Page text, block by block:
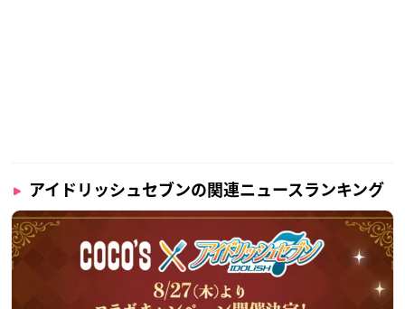
アイドリッシュセブンの関連ニュースランキング